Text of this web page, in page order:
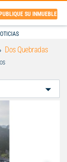
PUBLIQUE SU INMUEBLE
Dos Quebradas